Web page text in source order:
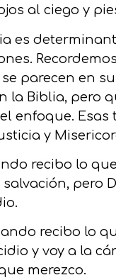
al ciego y
es
parecen en
la Biblia, pero
enfoque. Esas
y
recibo lo
salvación, pero
recibo lo
y voy a la
merezco.